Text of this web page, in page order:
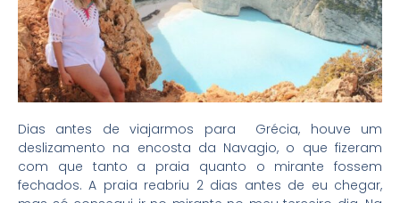
Dias antes de viajarmos para Grécia, houve um
deslizamento na encosta da Navagio, o que fizeram
com que tanto a praia quanto o mirante fossem
fechados. A praia reabriu 2 dias antes de eu chegar,